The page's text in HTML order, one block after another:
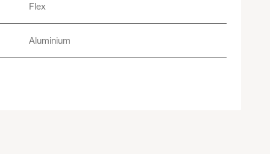
Flex
Aluminium